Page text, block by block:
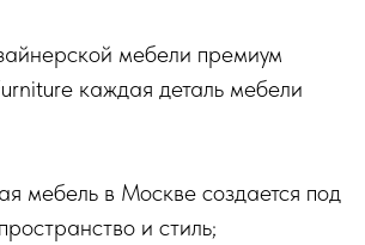
мебели премиум
каждая деталь мебели
мебель в Москве создается под
и стиль;